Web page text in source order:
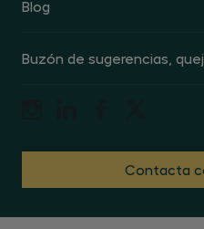
Blog
Buzón de sugerencias,
Contacta